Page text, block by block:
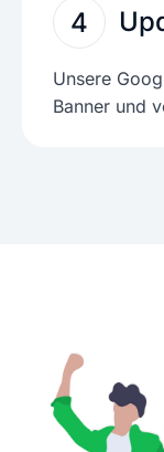
4
Unsere
Banner und